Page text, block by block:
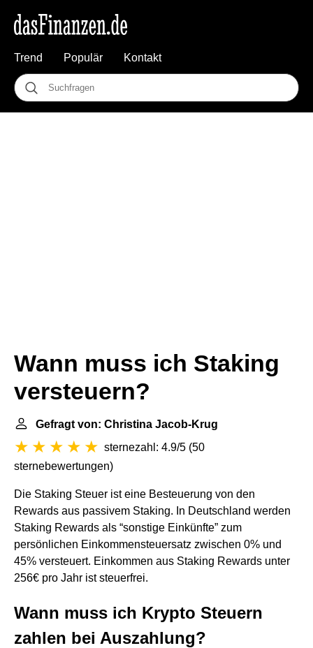
Trend Populär Kontakt
Wann muss ich Staking
versteuern?
Gefragt von: Christina Jacob-Krug
sternezahl: 4.9/5 (50
sternebewertungen)
Die Staking Steuer ist eine Besteuerung von den
Rewards aus passivem Staking. In Deutschland werden
Staking Rewards als “sonstige Einkünfte” zum
persönlichen Einkommensteuersatz zwischen 0% und
45% versteuert. Einkommen aus Staking Rewards unter
256€ pro Jahr ist steuerfrei.
Wann muss ich Krypto Steuern
zahlen bei Auszahlung?